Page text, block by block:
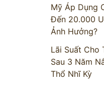
Mỹ Áp Dụng
Đến 20.000
Ảnh Hưởng?
Lãi Suất Cho
Sau 3 Năm
Thổ Nhĩ Kỳ